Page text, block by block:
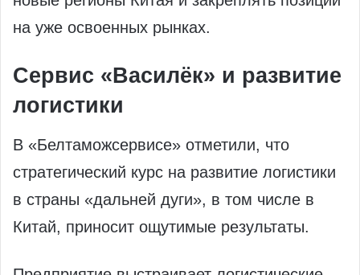
на уже освоенных рынках.
Сервис «Василёк» и развитие
логистики
В «Белтаможсервисе» отметили, что
стратегический курс на развитие логистики
в страны «дальней дуги», в том числе в
Китай, приносит ощутимые результаты.